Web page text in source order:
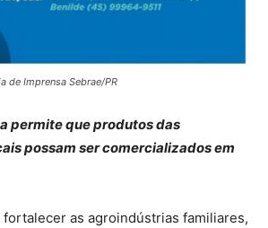
de Imprensa Sebrae/PR
permite que produtos das
possam ser comercializados em
as agroindústrias familiares,